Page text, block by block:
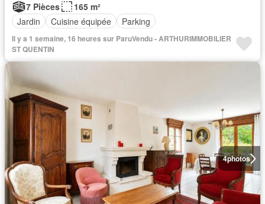
7 Pièces
165 m²
Jardin
Cuisine équipée Parking
Il y a 1 semaine, 16 heures sur ParuVendu - ARTHURIMMOBILIER
ST QUENTIN
4photos